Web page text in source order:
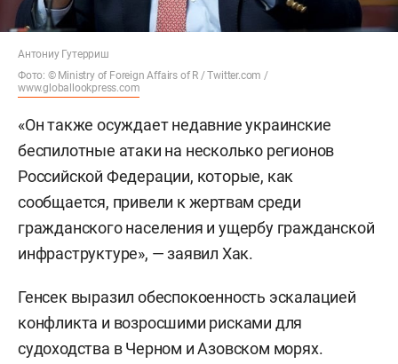
Антониу Гутерриш
Фото: © Ministry of Foreign Affairs of R / Twitter.com /
www.globallookpress.com
«Он также осуждает недавние украинские
беспилотные атаки на несколько регионов
Российской Федерации, которые, как
сообщается, привели к жертвам среди
гражданского населения и ущербу гражданской
инфраструктуре», — заявил Хак.
Генсек выразил обеспокоенность эскалацией
конфликта и возросшими рисками для
судоходства в Черном и Азовском морях.